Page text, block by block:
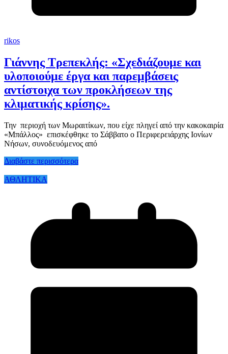
rikos
Γιάννης Τρεπεκλής: «Σχεδιάζουμε και
υλοποιούμε έργα και παρεμβάσεις
αντίστοιχα των προκλήσεων της
κλιματικής κρίσης».
Την περιοχή των Μωραιτίκων, που είχε πληγεί από την κακοκαιρία
«Μπάλλος» επισκέφθηκε το Σάββατο ο Περιφερειάρχης Ιονίων
Νήσων, συνοδευόμενος από
Διαβάστε περισσότερα
ΑΘΛΗΤΙΚΑ